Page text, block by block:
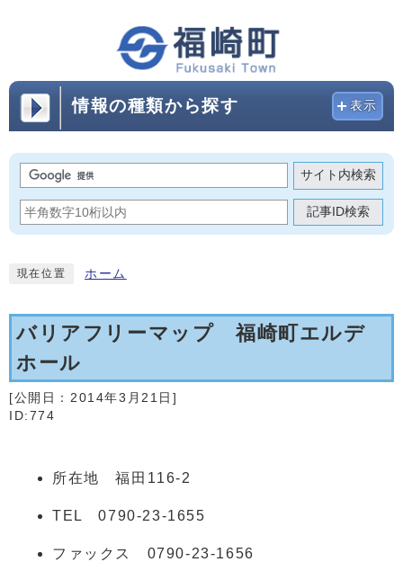
情報の種類から探す 表示
サイト内検索
記事ID検索
現在位置 ホーム
バリアフリーマップ 福崎町エルデ
ホール
[公開日： 2014年3月21日 ]
ID:774
所在地 福田116-2
TEL 0790-23-1655
ファックス 0790-23-1656